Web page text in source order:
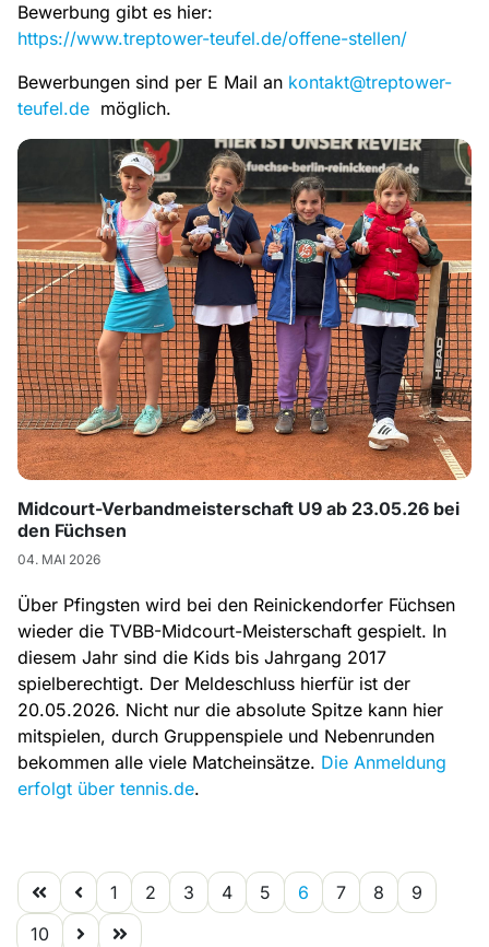
Bewerbung gibt es hier:
https://www.treptower-teufel.de/offene-stellen/
Bewerbungen sind per E Mail an kontakt@treptower-
teufel.de möglich.
Midcourt-Verbandmeisterschaft U9 ab 23.05.26 bei
den Füchsen
04. MAI 2026
Über Pfingsten wird bei den Reinickendorfer Füchsen
wieder die TVBB-Midcourt-Meisterschaft gespielt. In
diesem Jahr sind die Kids bis Jahrgang 2017
spielberechtigt. Der Meldeschluss hierfür ist der
20.05.2026. Nicht nur die absolute Spitze kann hier
mitspielen, durch Gruppenspiele und Nebenrunden
bekommen alle viele Matcheinsätze. Die Anmeldung
erfolgt über tennis.de.
1 2 3 4 5 6 7 8
9
10